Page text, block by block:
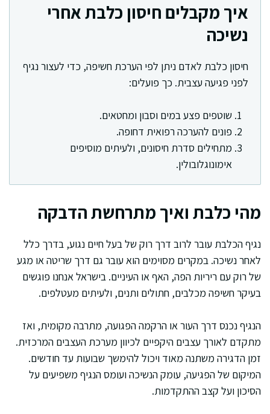
איך מקבלים חיסון כלבת אחרי
נשיכה
חיסון כלבת לאדם ניתן לפי הערכת חשיפה, כדי לעצור נגיף
לפני פגיעה עצבית. כך פועלים:
שוטפים פצע במים וסבון ומחטאים.
פונים להערכה רפואית דחופה.
מתחילים סדרת חיסונים, ולעיתים מוסיפים
אימונוגלובולין.
מהי כלבת ואיך מתרחשת הדבקה
נגיף הכלבת עובר לרוב דרך רוק של בעל חיים נגוע, בדרך כלל
לאחר נשיכה. במקרים מסוימים הוא עובר גם דרך שריטה או מגע
של רוק עם ריריות הפה, האף או העיניים. בישראל אנחנו פוגשים
בעיקר חשיפה מכלבים, חתולים ותנים, ולעיתים מעטלפים.
הנגיף נכנס דרך העור או הרקמה הפגועה, מתרבה מקומית, ואז
מתקדם לאורך עצבים היקפיים לכיוון מערכת העצבים המרכזית.
זמן הדגירה משתנה מאוד ויכול להימשך שבועות עד חודשים.
המיקום של הפגיעה, עומק הנשיכה ועומס הנגיף משפיעים על
הסיכון ועל קצב ההתקדמות.